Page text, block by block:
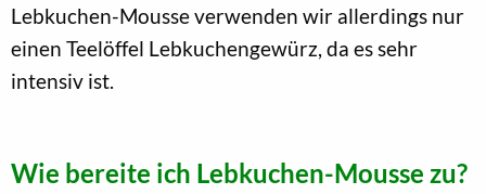
Lebkuchen-Mousse verwenden wir allerdings nur
einen Teelöffel Lebkuchengewürz, da es sehr
intensiv ist.
Wie bereite ich Lebkuchen-Mousse zu?